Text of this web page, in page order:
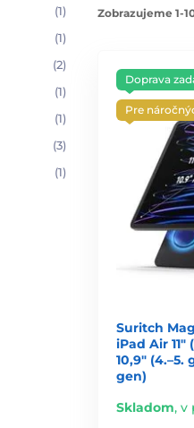
(1)
(1)
(2)
(1)
(1)
(3)
(1)
Zobrazujeme 1-
Doprava
Pre
Suritch
iPad Air
10,9″ (4.–5.
gen)
Skladom, v